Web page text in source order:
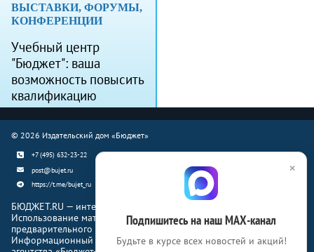
ВЫСТАВКИ, ФОРУМЫ,
КОНФЕРЕНЦИИ
Учебный центр
"Бюджет": ваша
возможность повысить
квалификацию
© 2026 Издательский дом «Бюджет»
+7 (495) 632-23-22
post@bujet.ru
https://t.me/bujet_ru
БЮДЖЕТ.RU — интернет-издание о финансовой жизни страны.
Использование материалов Бюджет.ru разрешено только с
предварительного письменного согласия правообладателей.
Информационный продукт «Журнал Бюджет» информационного
×
Подпишитесь на наш МАХ-канал
Будьте в курсе всех новостей и акций!